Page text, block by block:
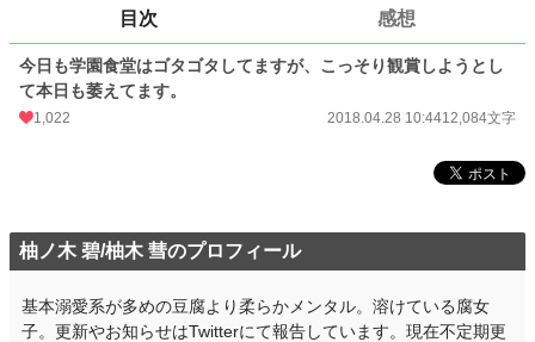
7,106 位 / 66,343 件
お気に入り 685
24h.ポイント 49 pt
初回完結日時 2018.04.28 10:44
週間ポイント 1,146 pt (8,085 位)
目次 感想
今日も学園食堂はゴタゴタしてますが、こっそり観賞しようとし
て本日も萎えてます。
1,022 2018.04.28 10:4412,084文字
柚ノ木 碧/柚木 彗のプロフィール
基本溺愛系が多めの豆腐より柔らかメンタル。溶けている腐女
子。更新やお知らせはTwitterにて報告しています。現在不定期更